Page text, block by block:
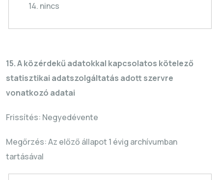
14. nincs
15. A közérdekű adatokkal kapcsolatos kötelező
statisztikai adatszolgáltatás adott szervre
vonatkozó adatai
Frissítés: Negyedévente
Megőrzés: Az előző állapot 1 évig archívumban
tartásával